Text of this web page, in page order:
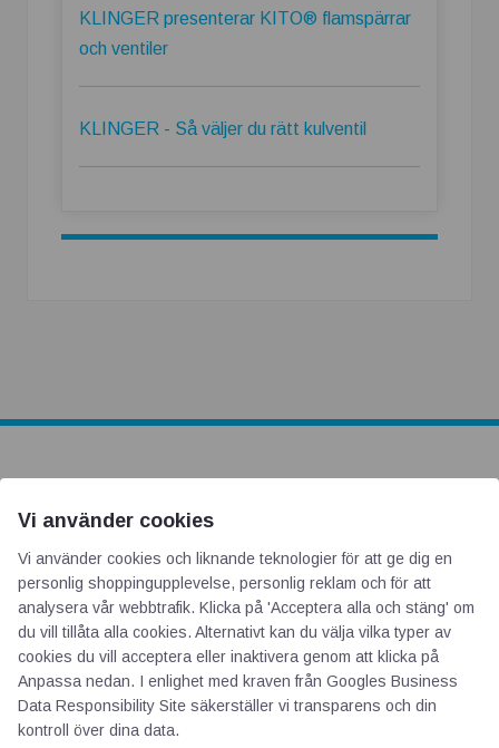
KLINGER presenterar KITO® flamspärrar
och ventiler
KLINGER - Så väljer du rätt kulventil
Om oss
Priser
Kontakt
GDPR
Kunskapscentrum
Vi använder cookies
Vi använder cookies och liknande teknologier för att ge dig en
personlig shoppingupplevelse, personlig reklam och för att
analysera vår webbtrafik. Klicka på 'Acceptera alla och stäng' om
du vill tillåta alla cookies. Alternativt kan du välja vilka typer av
cookies du vill acceptera eller inaktivera genom att klicka på
Anpassa nedan. I enlighet med kraven från Googles Business
Data Responsibility Site säkerställer vi transparens och din
kontroll över dina data.